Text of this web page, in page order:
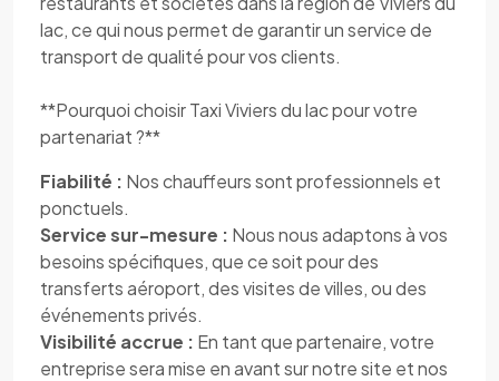
lac, ce qui nous permet de garantir un service de
transport de qualité pour vos clients.
**Pourquoi choisir Taxi Viviers du lac pour votre
partenariat ?**
Fiabilité : Nos chauffeurs sont professionnels et
ponctuels.
Service sur-mesure : Nous nous adaptons à vos
besoins spécifiques, que ce soit pour des
transferts aéroport, des visites de villes, ou des
événements privés.
Visibilité accrue : En tant que partenaire, votre
entreprise sera mise en avant sur notre site et nos